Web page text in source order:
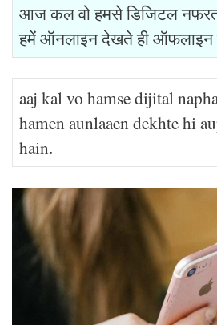
आज कल वो हमसे डिजिटल
हमें ऑनलाइन देखते ही ऑफलाइन
aaj kal vo hamse dijital
hamen aunlaaen dekhte hi
hain.